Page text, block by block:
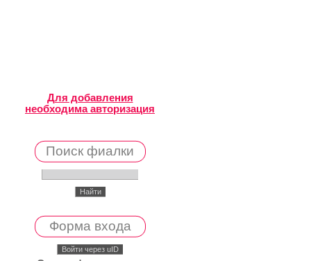
Для добавления
необходима авторизация
Поиск фиалки
Форма входа
Войти через uID